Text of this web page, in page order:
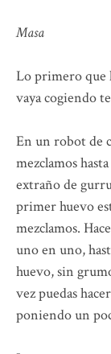
Masa
Lo primero que
vaya cogiendo
En un robot de
mezclamos
extraño de
primer huevo
mezclamos.
uno en uno,
huevo, sin
vez puedas
poniendo un